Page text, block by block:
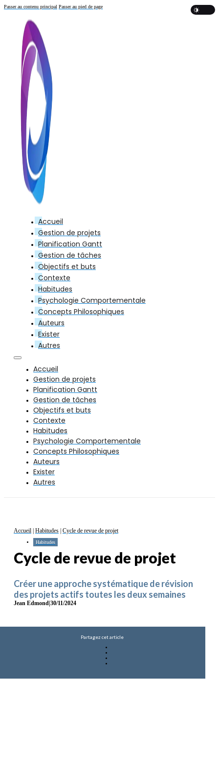
Passer au contenu principal Passer au pied de page
Accueil
Gestion de projets
Planification Gantt
Gestion de tâches
Objectifs et buts
Contexte
Habitudes
Psychologie Comportementale
Concepts Philosophiques
Auteurs
Exister
Autres
Accueil
Gestion de projets
Planification Gantt
Gestion de tâches
Objectifs et buts
Contexte
Habitudes
Psychologie Comportementale
Concepts Philosophiques
Auteurs
Exister
Autres
Accueil Habitudes Cycle de revue de projet
Habitudes
Cycle de revue de projet
Créer une approche systématique de révision
des projets actifs toutes les deux semaines
Jean Edmond|30/11/2024
Partagez cet article